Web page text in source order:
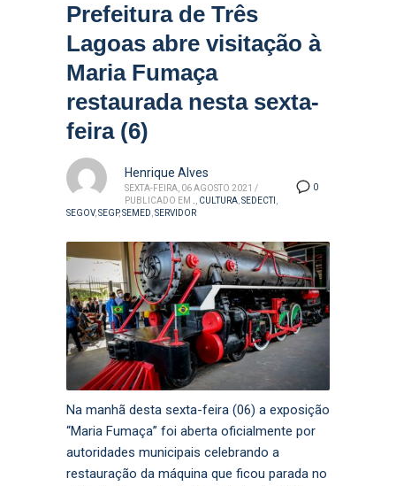
Prefeitura de Três
Lagoas abre visitação à
Maria Fumaça
restaurada nesta sexta-
feira (6)
0
Henrique Alves
SEXTA-FEIRA, 06 AGOSTO 2021 /
PUBLICADO EM
CULTURA SEDECTI
SEGOV, SEGP,SEMED SERVIDOR
Na manhã desta sexta-feira (06) a exposição
“Maria Fumaça” foi aberta oficialmente por
autoridades municipais celebrando a
restauração da máquina que ficou parada no